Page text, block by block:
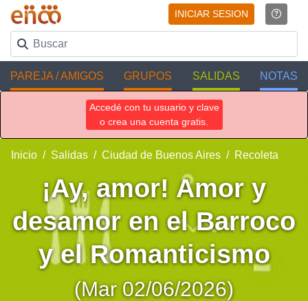
INICIAR SESION
PAREJA / AMIGOS GRUPOS SALIDAS NOTAS
Accedé con tu usuario y clave
o crea una cuenta gratis.
Inicio Salidas Ciudad de Buenos Aires Recoleta
¡Ay, amor! Amor y
desamor en el Barroco
y el Romanticismo
(Mar 02/06/2026)